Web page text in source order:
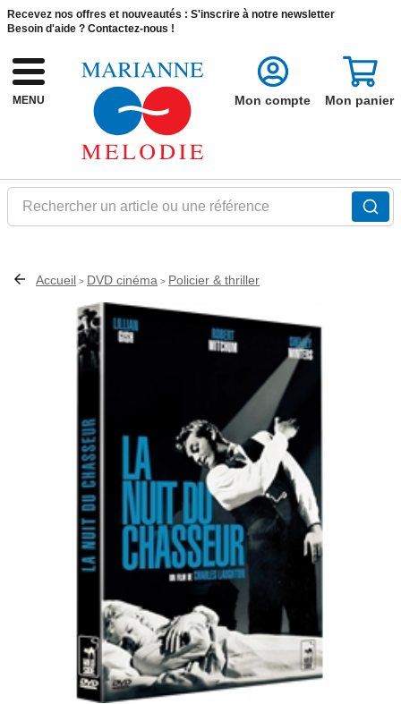
Recevez nos offres et nouveautés : S'inscrire à notre newsletter
Besoin d'aide ? Contactez-nous !
MENU
Rechercher un article ou une référence
Mon compte Mon panier
Accueil > DVD cinéma > Policier & thriller